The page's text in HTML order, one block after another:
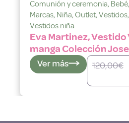
Comunión y ceremonia,Bebé
Marcas,Niña,Outlet,Vestidos
Vestidos niña
Eva Martinez, Vestido
manga Colección
Ver más 120,00€